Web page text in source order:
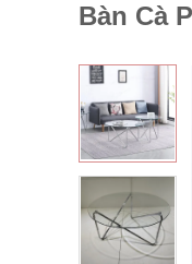
Bàn Cà